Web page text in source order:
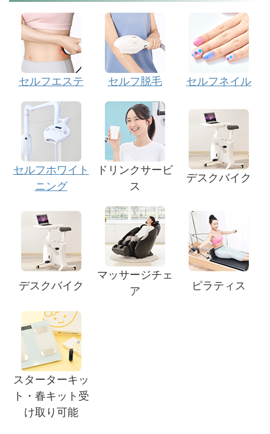
セルフエステ セルフ脱毛 セルフネイル
セルフホワイト
ニング
ドリンクサービ
ス
デスクバイク
デスクバイク
マッサージチェ
ア
ピラティス
スターターキッ
ト・春キット受
け取り可能